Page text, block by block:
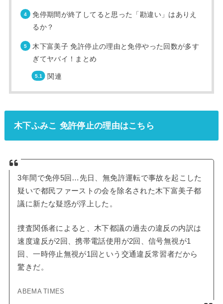
免停期間が終了してると思った「勘違い」はありえ
るか？
木下富美子 免許停止の理由と免停やった回数が多す
ぎてヤバイ！まとめ
関連
木下ふみこ 免許停止の理由はこちら
3年間で免停5回…先日、無免許運転で事故を起こした
疑いで都民ファーストの会を除名された木下富美子都
議に新たな疑惑が浮上した。
捜査関係者によると、木下都議の過去の違反の内訳は
速度違反が2回、携帯電話使用が2回、信号無視が1
回、一時停止無視が1回という交通違反常習者だから
驚きだ。
ABEMA TIMES